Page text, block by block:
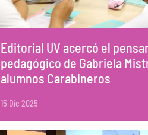
Editorial UV acercó el
pedagógico de Gabriela
alumnos Carabineros
15 Dic 2025